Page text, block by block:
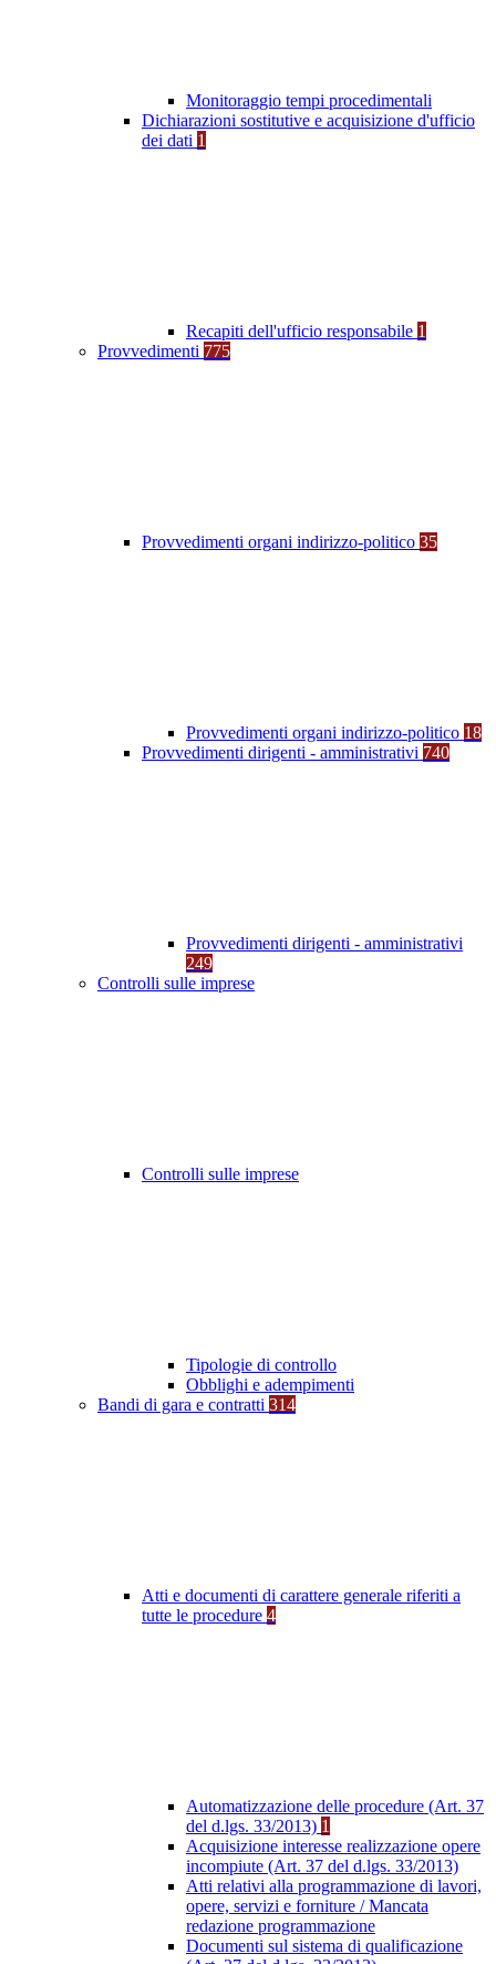
Monitoraggio tempi procedimentali
Dichiarazioni sostitutive e acquisizione d'ufficio
dei dati 1
Recapiti dell'ufficio responsabile 1
Provvedimenti 775
Provvedimenti organi indirizzo-politico 35
Provvedimenti organi indirizzo-politico 18
Provvedimenti dirigenti - amministrativi 740
Provvedimenti dirigenti - amministrativi
249
Controlli sulle imprese
Controlli sulle imprese
Tipologie di controllo
Obblighi e adempimenti
Bandi di gara e contratti 314
Atti e documenti di carattere generale riferiti a
tutte le procedure 4
Automatizzazione delle procedure (Art. 37
del d.lgs. 33/2013) 1
Acquisizione interesse realizzazione opere
incompiute (Art. 37 del d.lgs. 33/2013)
Atti relativi alla programmazione di lavori,
opere, servizi e forniture / Mancata
redazione programmazione
Documenti sul sistema di qualificazione